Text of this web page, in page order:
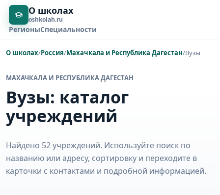
О школах
oshkolah.ru
РегионыСпециальности
О школах/Россия/Махачкала и Республика Дагестан/Вузы
МАХАЧКАЛА И РЕСПУБЛИКА ДАГЕСТАН
Вузы: каталог
учреждений
Найдено 52 учреждений. Используйте поиск по
названию или адресу, сортировку и переходите в
карточки с контактами и подробной информацией.